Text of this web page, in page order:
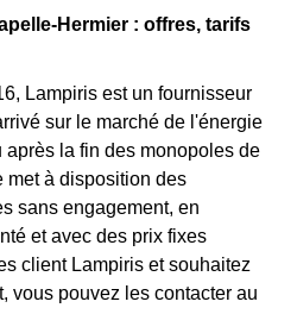
Hermier : offres, tarifs
Lampiris est un fournisseur
sur le marché de l'énergie
la fin des monopoles de
met à disposition des
sans engagement, en
et avec des prix fixes
client Lampiris et souhaitez
vous pouvez les contacter au